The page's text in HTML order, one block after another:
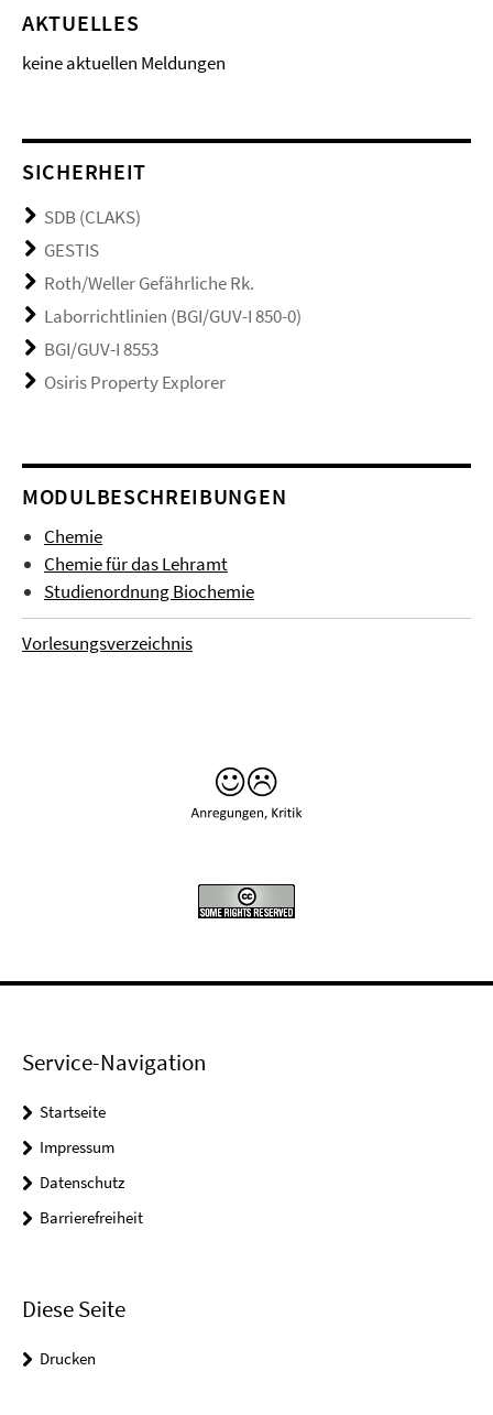
AKTUELLES
keine aktuellen Meldungen
SICHERHEIT
SDB (CLAKS)
GESTIS
Roth/Weller Gefährliche Rk.
Laborrichtlinien (BGI/GUV-I 850-0)
BGI/GUV-I 8553
Osiris Property Explorer
MODULBESCHREIBUNGEN
Chemie
Chemie für das Lehramt
Studienordnung Biochemie
Vorlesungsverzeichnis
Service-Navigation
Startseite
Impressum
Datenschutz
Barrierefreiheit
Diese Seite
Drucken